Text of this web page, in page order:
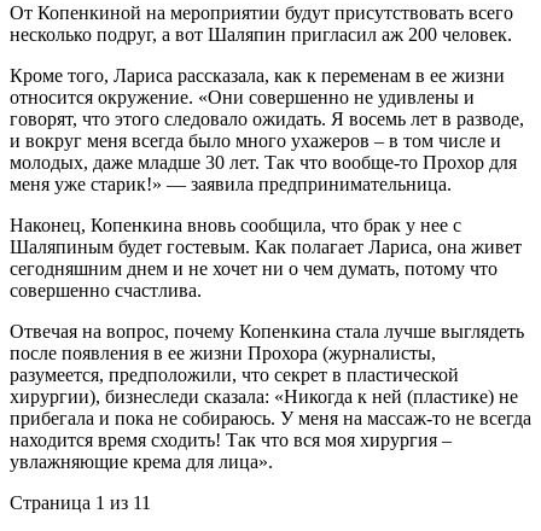
От Копенкиной на мероприятии будут присутствовать всего
несколько подруг, а вот Шаляпин пригласил аж 200 человек.
Кроме того, Лариса рассказала, как к переменам в ее жизни
относится окружение. «Они совершенно не удивлены и
говорят, что этого следовало ожидать. Я восемь лет в разводе,
и вокруг меня всегда было много ухажеров – в том числе и
молодых, даже младше 30 лет. Так что вообще-то Прохор для
меня уже старик!» — заявила предпринимательница.
Наконец, Копенкина вновь сообщила, что брак у нее с
Шаляпиным будет гостевым. Как полагает Лариса, она живет
сегодняшним днем и не хочет ни о чем думать, потому что
совершенно счастлива.
Отвечая на вопрос, почему Копенкина стала лучше выглядеть
после появления в ее жизни Прохора (журналисты,
разумеется, предположили, что секрет в пластической
хирургии), бизнеследи сказала: «Никогда к ней (пластике) не
прибегала и пока не собираюсь. У меня на массаж-то не всегда
находится время сходить! Так что вся моя хирургия –
увлажняющие крема для лица».
Страница 1 из 11